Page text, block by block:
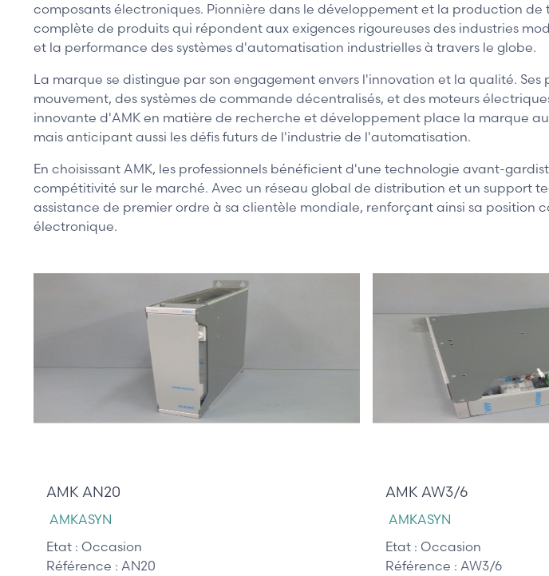
composants électroniques. Pionnière dans le développement et la production
complète de produits qui répondent aux exigences rigoureuses des industries
et la performance des systèmes d'automatisation industrielles à travers le globe.
La marque se distingue par son engagement envers l'innovation et la qualité.
mouvement, des systèmes de commande décentralisés, et des moteurs
innovante d'AMK en matière de recherche et développement place la marque
mais anticipant aussi les défis futurs de l'industrie de l'automatisation.
En choisissant AMK, les professionnels bénéficient d'une technologie avant-
compétitivité sur le marché. Avec un réseau global de distribution et un support
assistance de premier ordre à sa clientèle mondiale, renforçant ainsi sa position
électronique.
AMK AN20
AMKASYN
Etat : Occasion
Référence : AN20
AMK AW3/6
AMKASYN
Etat : Occasion
Référence :AW3/6